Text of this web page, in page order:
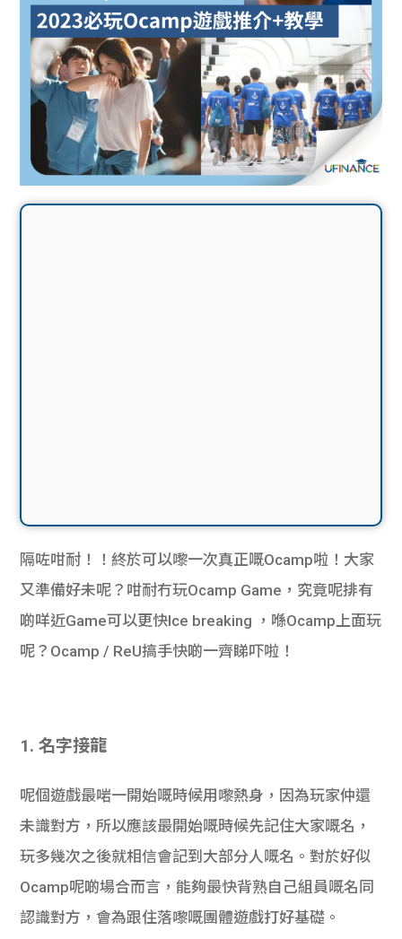
隔咗咁耐！！終於可以嚟一次真正嘅Ocamp啦！大家
又準備好未呢？咁耐冇玩Ocamp Game，究竟呢排有
啲咩近Game可以更快Ice breaking ，喺Ocamp上面玩
呢？Ocamp / ReU搞手快啲一齊睇吓啦！
1. 名字接龍
呢個遊戲最啱一開始嘅時候用嚟熱身，因為玩家仲還
未識對方，所以應該最開始嘅時候先記住大家嘅名，
玩多幾次之後就相信會記到大部分人嘅名。對於好似
Ocamp呢啲場合而言，能夠最快背熟自己組員嘅名同
認識對方，會為跟住落嚟嘅團體遊戲打好基礎。